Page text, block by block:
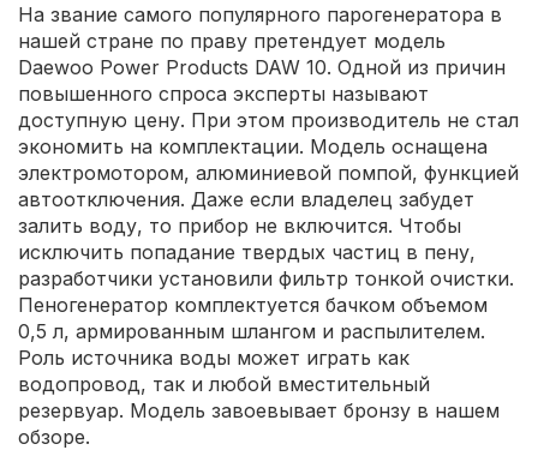
На звание самого популярного парогенератора в
нашей стране по праву претендует модель
Daewoo Power Products DAW 10. Одной из причин
повышенного спроса эксперты называют
доступную цену. При этом производитель не стал
экономить на комплектации. Модель оснащена
электромотором, алюминиевой помпой, функцией
автоотключения. Даже если владелец забудет
залить воду, то прибор не включится. Чтобы
исключить попадание твердых частиц в пену,
разработчики установили фильтр тонкой очистки.
Пеногенератор комплектуется бачком объемом
0,5 л, армированным шлангом и распылителем.
Роль источника воды может играть как
водопровод, так и любой вместительный
резервуар. Модель завоевывает бронзу в нашем
обзоре.